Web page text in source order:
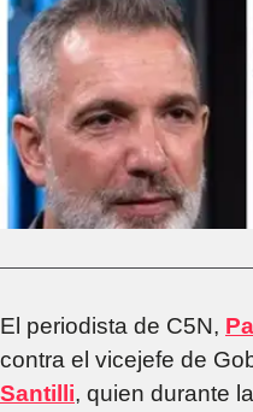
El periodista de C5N,
contra el vicejefe de
Santilli, quien durante